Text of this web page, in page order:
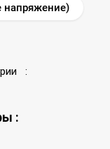
напряжение)
:
: